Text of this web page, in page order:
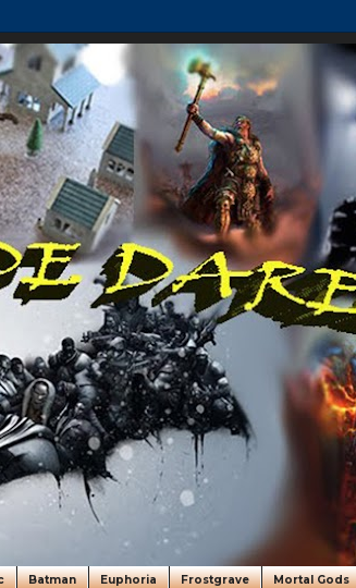
Batman Euphoria Frostgrave Mortal Gods